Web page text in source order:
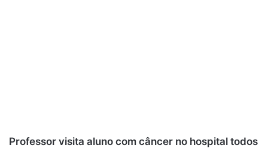
Professor visita aluno com câncer no hospital todos